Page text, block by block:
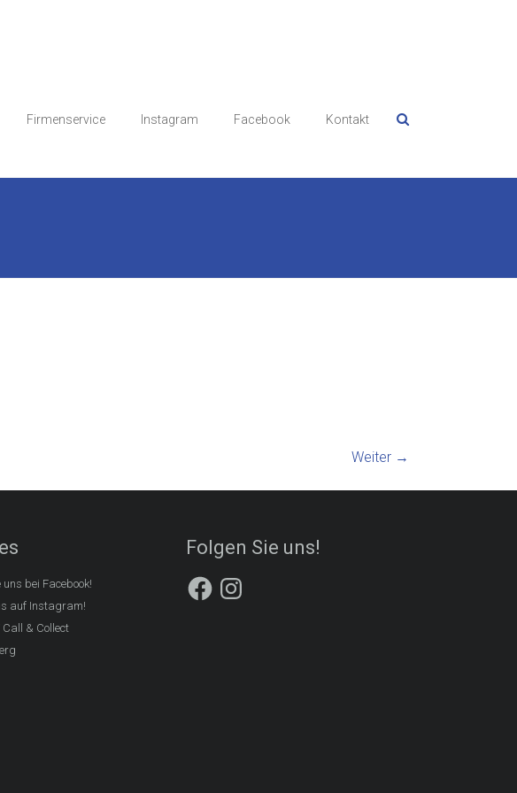
Firmenservice Instagram Facebook Kontakt
Weiter →
uns bei Facebook!
auf Instagram!
& Collect
Folgen Sie uns!
FacebookInstagram